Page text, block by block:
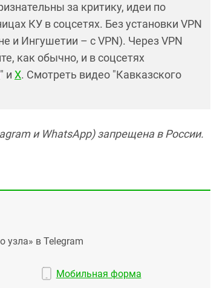
за критику, идеи по
КУ в соцсетях. Без установки VPN
и Ингушетии – с VPN). Через VPN
как обычно, и в соцсетях
" и X. Смотреть видео "Кавказского
и WhatsApp) запрещена в России.
узла» в Telegram
Мобильная форма